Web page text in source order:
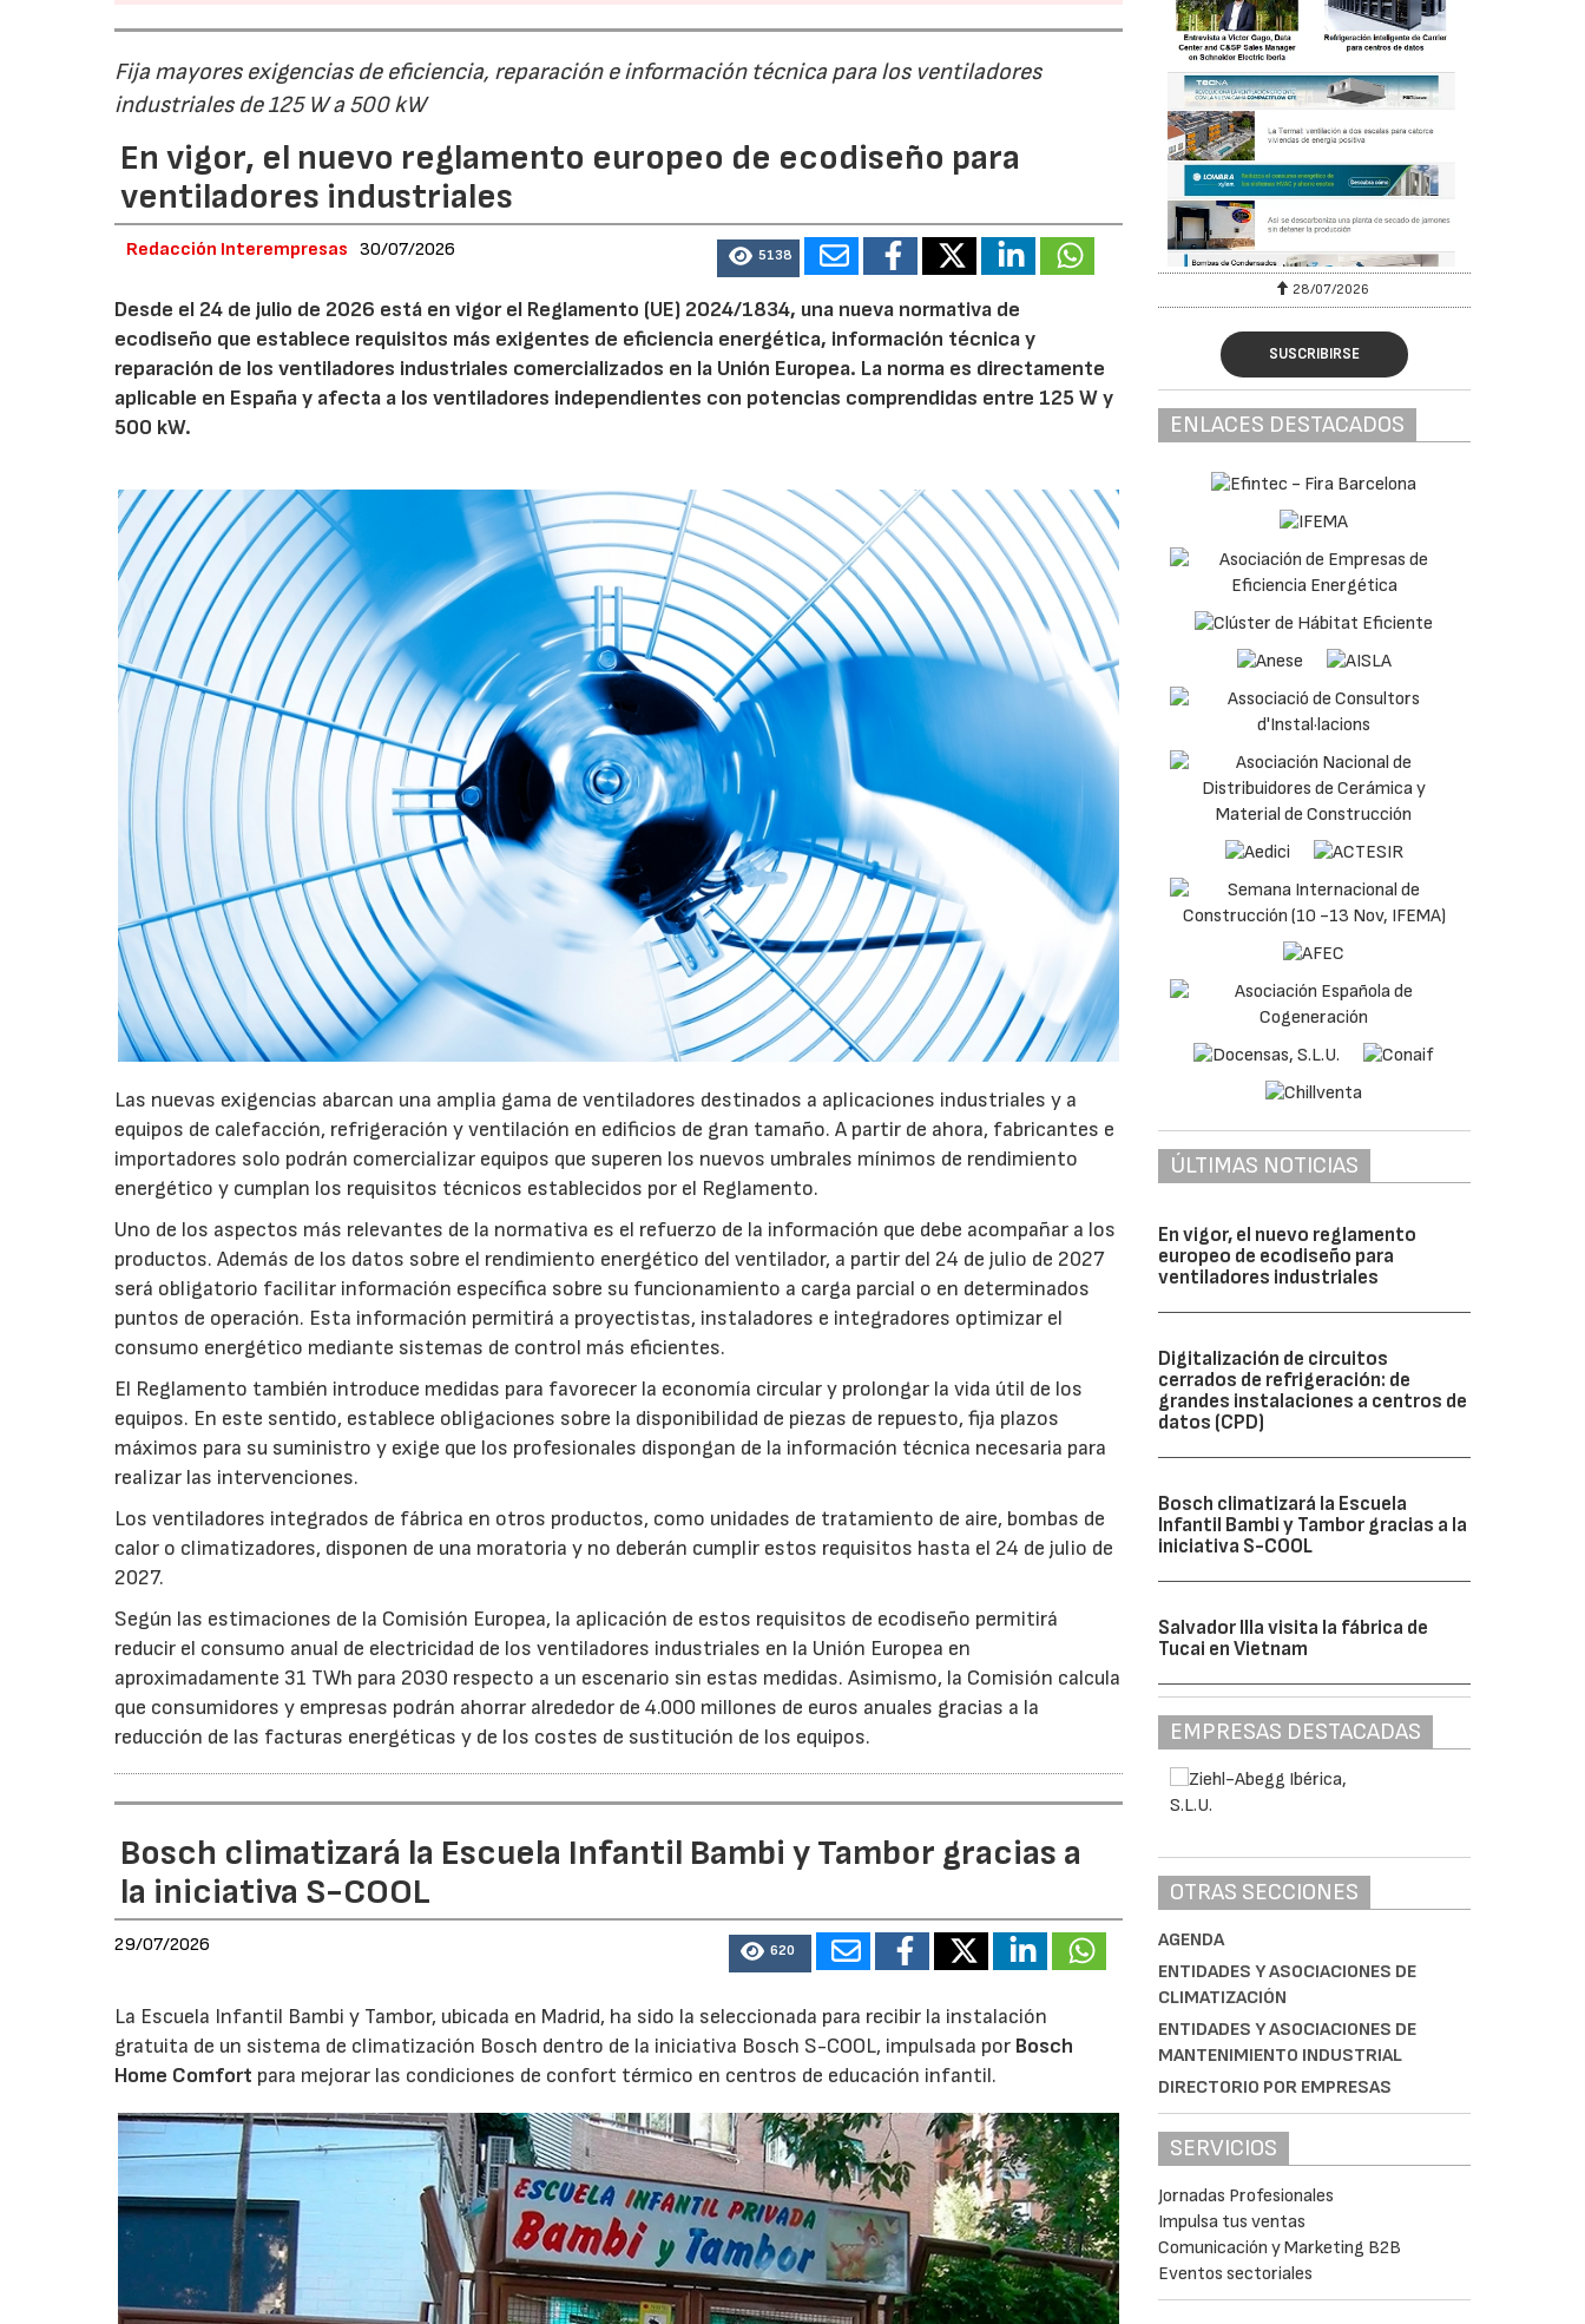
Fija mayores exigencias de eficiencia, reparación e información técnica para los ventiladores
industriales de 125 W a 500 kW
En vigor, el nuevo reglamento europeo de ecodiseño para
ventiladores industriales
Redacción Interempresas 30/07/2026 5138
Desde el 24 de julio de 2026 está en vigor el Reglamento (UE) 2024/1834, una nueva normativa de
ecodiseño que establece requisitos más exigentes de eficiencia energética, información técnica y
reparación de los ventiladores industriales comercializados en la Unión Europea. La norma es directamente
aplicable en España y afecta a los ventiladores independientes con potencias comprendidas entre 125 W y
500 kW.
Las nuevas exigencias abarcan una amplia gama de ventiladores destinados a aplicaciones industriales y a
equipos de calefacción, refrigeración y ventilación en edificios de gran tamaño. A partir de ahora, fabricantes e
importadores solo podrán comercializar equipos que superen los nuevos umbrales mínimos de rendimiento
energético y cumplan los requisitos técnicos establecidos por el Reglamento.
Uno de los aspectos más relevantes de la normativa es el refuerzo de la información que debe acompañar a los
productos. Además de los datos sobre el rendimiento energético del ventilador, a partir del 24 de julio de 2027
será obligatorio facilitar información específica sobre su funcionamiento a carga parcial o en determinados
puntos de operación. Esta información permitirá a proyectistas, instaladores e integradores optimizar el
consumo energético mediante sistemas de control más eficientes.
El Reglamento también introduce medidas para favorecer la economía circular y prolongar la vida útil de los
equipos. En este sentido, establece obligaciones sobre la disponibilidad de piezas de repuesto, fija plazos
máximos para su suministro y exige que los profesionales dispongan de la información técnica necesaria para
realizar las intervenciones.
Los ventiladores integrados de fábrica en otros productos, como unidades de tratamiento de aire, bombas de
calor o climatizadores, disponen de una moratoria y no deberán cumplir estos requisitos hasta el 24 de julio de
2027.
Según las estimaciones de la Comisión Europea, la aplicación de estos requisitos de ecodiseño permitirá
reducir el consumo anual de electricidad de los ventiladores industriales en la Unión Europea en
aproximadamente 31 TWh para 2030 respecto a un escenario sin estas medidas. Asimismo, la Comisión calcula
que consumidores y empresas podrán ahorrar alrededor de 4.000 millones de euros anuales gracias a la
reducción de las facturas energéticas y de los costes de sustitución de los equipos.
Bosch climatizará la Escuela Infantil Bambi y Tambor gracias a
la iniciativa S-COOL
29/07/2026 620
La Escuela Infantil Bambi y Tambor, ubicada en Madrid, ha sido la seleccionada para recibir la instalación
gratuita de un sistema de climatización Bosch dentro de la iniciativa Bosch S-COOL, impulsada por Bosch
Home Comfort para mejorar las condiciones de confort térmico en centros de educación infantil.
28/07/2026
SUSCRIBIRSE
ENLACES DESTACADOS
ÚLTIMAS NOTICIAS
En vigor, el nuevo reglamento
europeo de ecodiseño para
ventiladores industriales
Digitalización de circuitos
cerrados de refrigeración: de
grandes instalaciones a centros de
datos (CPD)
Bosch climatizará la Escuela
Infantil Bambi y Tambor gracias a la
iniciativa S-COOL
Salvador Illa visita la fábrica de
Tucai en Vietnam
EMPRESAS DESTACADAS
OTRAS SECCIONES
AGENDA
ENTIDADES Y ASOCIACIONES DE
CLIMATIZACIÓN
ENTIDADES Y ASOCIACIONES DE
MANTENIMIENTO INDUSTRIAL
DIRECTORIO POR EMPRESAS
SERVICIOS
Jornadas Profesionales
Impulsa tus ventas
Comunicación y Marketing B2B
Eventos sectoriales